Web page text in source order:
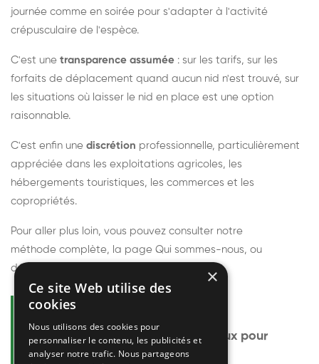
journée comme en soirée pour s'adapter à l'activité
crépusculaire de l'espèce.
C'est une transparence assumée : sur les tarifs, sur les
forfaits de déplacement quand aucun nid n'est trouvé, sur
les situations où laisser le nid en place est une option
raisonnable.
C'est enfin une discrétion professionnelle, particulièrement
appréciée dans les exploitations agricoles, les
hébergements touristiques, les commerces et les
copropriétés.
Pour aller plus loin, vous pouvez consulter notre
méthode complète, la page Qui sommes-nous, ou
découvrir
Questions fréquentes
Le frelon européen est-il dangereux pour
l'homme ?
×
Ce site Web utilise des
cookies
Nous utilisons des cookies pour
personnaliser le contenu, les publicités et
analyser notre trafic. Nous partageons